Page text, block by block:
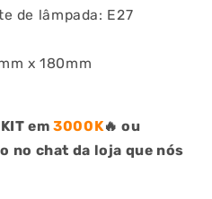
de lâmpada: E27
x 180mm
em3000K🔥 ou
no chat da loja que nós